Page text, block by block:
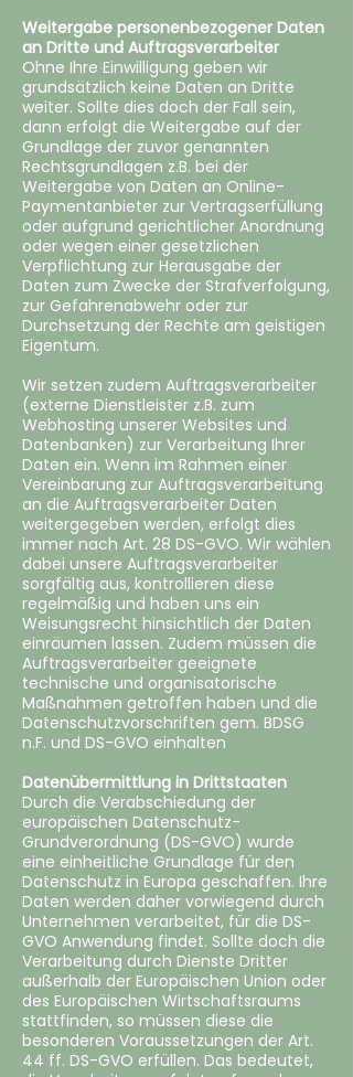
Weitergabe personenbezogener Daten
an Dritte und Auftragsverarbeiter
‍Ohne Ihre Einwilligung geben wir
grundsätzlich keine Daten an Dritte
weiter. Sollte dies doch der Fall sein,
dann erfolgt die Weitergabe auf der
Grundlage der zuvor genannten
Rechtsgrundlagen z.B. bei der
Weitergabe von Daten an Online-
Paymentanbieter zur Vertragserfüllung
oder aufgrund gerichtlicher Anordnung
oder wegen einer gesetzlichen
Verpflichtung zur Herausgabe der
Daten zum Zwecke der Strafverfolgung,
zur Gefahrenabwehr oder zur
Durchsetzung der Rechte am geistigen
Eigentum.
Wir setzen zudem Auftragsverarbeiter
(externe Dienstleister z.B. zum
Webhosting unserer Websites und
Datenbanken) zur Verarbeitung Ihrer
Daten ein. Wenn im Rahmen einer
Vereinbarung zur Auftragsverarbeitung
an die Auftragsverarbeiter Daten
weitergegeben werden, erfolgt dies
immer nach Art. 28 DS-GVO. Wir wählen
dabei unsere Auftragsverarbeiter
sorgfältig aus, kontrollieren diese
regelmäßig und haben uns ein
Weisungsrecht hinsichtlich der Daten
einräumen lassen. Zudem müssen die
Auftragsverarbeiter geeignete
technische und organisatorische
Maßnahmen getroffen haben und die
Datenschutzvorschriften gem. BDSG
n.F. und DS-GVO einhalten
Datenübermittlung in Drittstaaten
‍Durch die Verabschiedung der
europäischen Datenschutz-
Grundverordnung (DS-GVO) wurde
eine einheitliche Grundlage für den
Datenschutz in Europa geschaffen. Ihre
Daten werden daher vorwiegend durch
Unternehmen verarbeitet, für die DS-
GVO Anwendung findet. Sollte doch die
Verarbeitung durch Dienste Dritter
außerhalb der Europäischen Union oder
des Europäischen Wirtschaftsraums
stattfinden, so müssen diese die
besonderen Voraussetzungen der Art.
44 ff. DS-GVO erfüllen. Das bedeutet,